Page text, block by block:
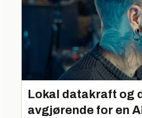
Lokal datakraft og
avgjørende for en